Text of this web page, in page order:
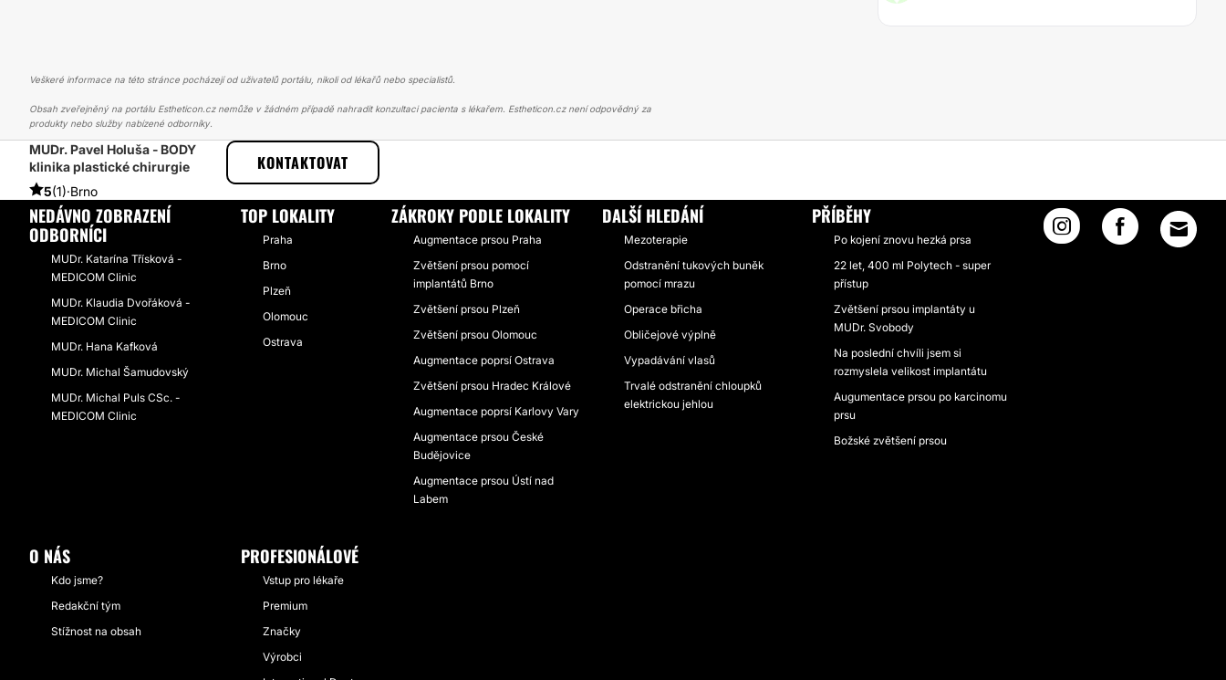
Veškeré informace na této stránce pocházejí od uživatelů portálu, nikoli od lékařů nebo specialistů.
Obsah zveřejněný na portálu Estheticon.cz nemůže v žádném případě nahradit konzultaci pacienta s lékařem. Estheticon.cz není odpovědný za
produkty nebo služby nabízené odborníky.
MUDr. Pavel Holuša - BODY
klinika plastické chirurgie
5(1)·Brno
KONTAKTOVAT
ESTHETICON PŘÍBĚHY PŘÍBĚHY TÝKAJÍCÍ SE ZÁKROKU ZVĚTŠENÍ PRSOU
NEDÁVNO ZOBRAZENÍ
ODBORNÍCI
MUDr. Katarína Třísková -
MEDICOM Clinic
MUDr. Klaudia Dvořáková -
MEDICOM Clinic
MUDr. Hana Kafková
MUDr. Michal Šamudovský
MUDr. Michal Puls CSc. -
MEDICOM Clinic
TOP LOKALITY
Praha
Brno
Plzeň
Olomouc
Ostrava
ZÁKROKY PODLE LOKALITY
Augmentace prsou Praha
Zvětšení prsou pomocí
implantátů Brno
Zvětšení prsou Plzeň
Zvětšení prsou Olomouc
Augmentace poprsí Ostrava
Zvětšení prsou Hradec Králové
Augmentace poprsí Karlovy Vary
Augmentace prsou České
Budějovice
Augmentace prsou Ústí nad
Labem
DALŠÍ HLEDÁNÍ
Mezoterapie
Odstranění tukových buněk
pomocí mrazu
Operace břicha
Obličejové výplně
Vypadávání vlasů
Trvalé odstranění chloupků
elektrickou jehlou
PŘÍBĚHY
Po kojení znovu hezká prsa
22 let, 400 ml Polytech - super
přístup
Zvětšení prsou implantáty u
MUDr. Svobody
Na poslední chvíli jsem si
rozmyslela velikost implantátu
Augumentace prsou po karcinomu
prsu
Božské zvětšení prsou
O NÁS
Kdo jsme?
Redakční tým
Stížnost na obsah
PROFESIONÁLOVÉ
Vstup pro lékaře
Premium
Značky
Výrobci